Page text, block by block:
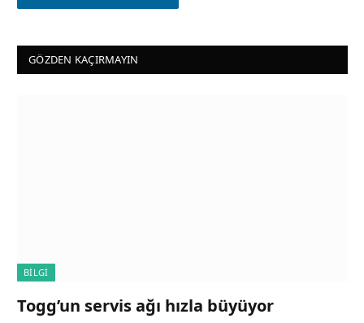
GÖZDEN KAÇIRMAYIN
BILGI
Togg’un servis ağı hızla büyüyor